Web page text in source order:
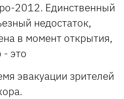
2012. Единственный
недостаток,
в момент открытия,
- это
эвакуации зрителей